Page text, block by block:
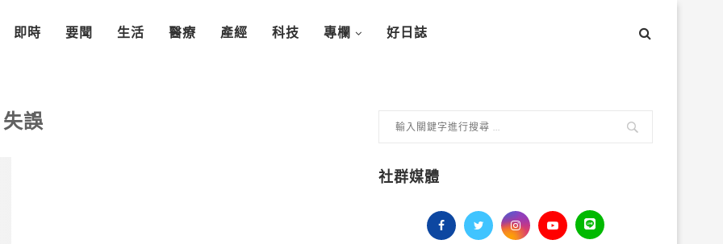
即時 要聞 生活 醫療 產經 科技 專欄 好日誌
失誤
社群媒體